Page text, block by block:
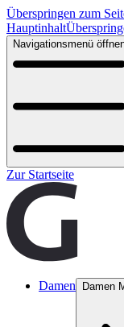
Überspringen zum
Hauptinhalt
Navigationsmenü
Zur Startseite
Damen Damen